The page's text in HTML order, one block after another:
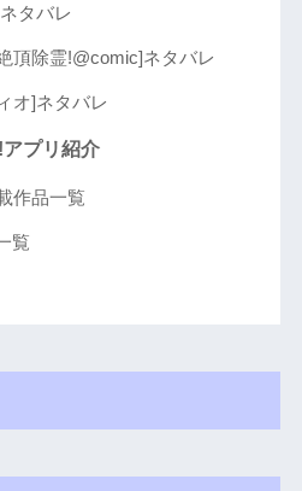
タバレ
頂除霊!@comic]ネタバレ
オ]ネタバレ
プリ紹介
作品一覧
覧